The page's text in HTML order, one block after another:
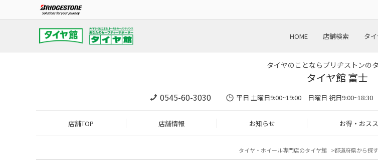
HOME 店舗検索 タ
タイヤのことならブリヂストンの
タイヤ館 富士
0545-60-3030 平日 土曜日9:00~19:00 日曜日 祝日9:00~18:30
店舗TOP 店舗情報 お知らせ お得・おス
タイヤ・ホイール専門店のタイヤ館 都道府県から探す